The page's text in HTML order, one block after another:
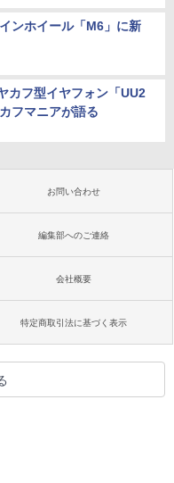
ンホイール「M6」に新
カフ型イヤフォン「UU2
フマニアが語る
お問い合わせ
編集部へのご連絡
会社概要
特定商取引法に基づく表示